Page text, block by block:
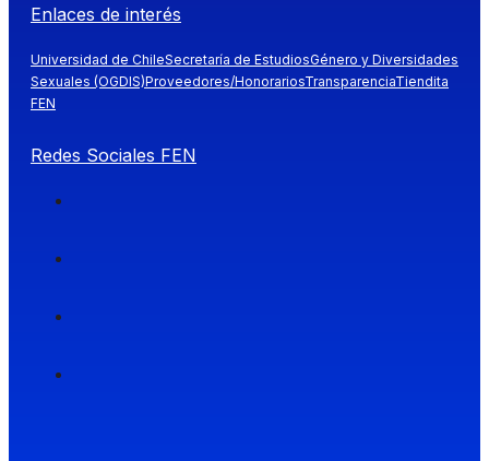
Enlaces de interés
Universidad de ChileSecretaría de EstudiosGénero y Diversidades
Sexuales (OGDIS)Proveedores/HonorariosTransparenciaTiendita
FEN
Redes Sociales FEN